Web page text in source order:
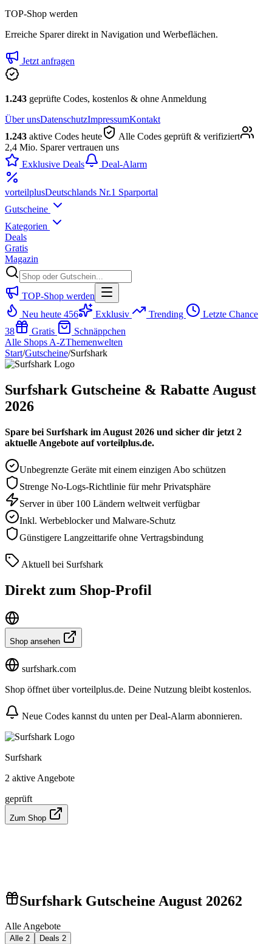
TOP-Shop werden
Erreiche Sparer direkt in Navigation und Werbeflächen.
Jetzt anfragen
1.243 geprüfte Codes, kostenlos & ohne Anmeldung
Über unsDatenschutzImpressumKontakt
1.243 aktive Codes heute
Alle Codes geprüft & verifiziert
2,4 Mio. Sparer vertrauen uns
Exklusive Deals
Deal-Alarm
vorteilplusDeutschlands Nr.1 Sparportal
Gutscheine
Kategorien
Deals
Gratis
Magazin
TOP-Shop werden
Neu heute 456 Exklusiv Trending
Letzte Chance
38
Gratis
Schnäppchen
Alle Shops A-ZThemenwelten
Start/Gutscheine/Surfshark
Surfshark Gutscheine & Rabatte August
2026
Spare bei Surfshark im August 2026 und sicher dir jetzt 2
aktuelle Angebote auf vorteilplus.de.
Unbegrenzte Geräte mit einem einzigen Abo schützen
Strenge No-Logs-Richtlinie für mehr Privatsphäre
Server in über 100 Ländern weltweit verfügbar
Inkl. Werbeblocker und Malware-Schutz
Günstigere Langzeittarife ohne Vertragsbindung
Aktuell bei Surfshark
Direkt zum Shop-Profil
Shop ansehen
surfshark.com
Shop öffnet über vorteilplus.de. Deine Nutzung bleibt kostenlos.
Neue Codes kannst du unten per Deal-Alarm abonnieren.
Surfshark
2 aktive Angebote
geprüft
Zum Shop
Surfshark Gutscheine August 20262
Alle Angebote
Alle 2 Deals 2